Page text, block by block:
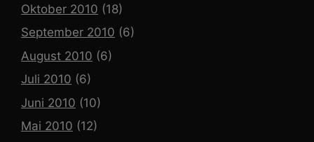
Oktober 2010 (18)
September 2010 (6)
August 2010 (6)
Juli 2010 (6)
Juni 2010 (10)
Mai 2010 (12)